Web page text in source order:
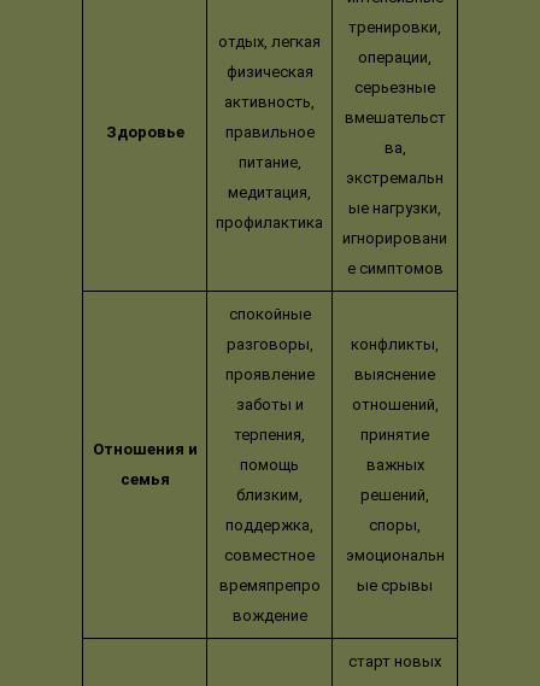
Здоровье
отдых, легкая
физическая
активность,
правильное
питание,
медитация,
профилактика
тренировки,
операции,
серьезные
вмешательст
ва,
экстремальн
ые нагрузки,
игнорировани
е симптомов
Отношения и
семья
спокойные
разговоры,
проявление
заботы и
терпения,
помощь
близким,
поддержка,
совместное
времяпрепро
вождение
конфликты,
выяснение
отношений,
принятие
важных
решений,
споры,
эмоциональн
ые срывы
старт новых